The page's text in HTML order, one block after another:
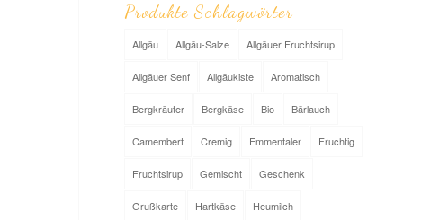
Produkte Schlagwörter
Allgäu Allgäu-Salze Allgäuer Fruchtsirup
Allgäuer Senf Allgäukiste Aromatisch
Bergkräuter Bergkäse Bio Bärlauch
Camembert Cremig Emmentaler Fruchtig
Fruchtsirup Gemischt Geschenk
Grußkarte Hartkäse Heumilch